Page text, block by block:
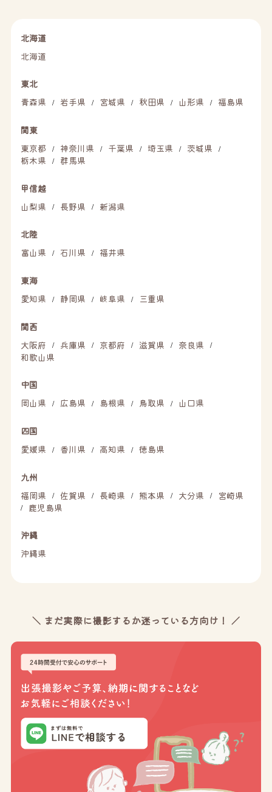
北海道
北海道
東北
青森県
/ 岩手県 / 宮城県 / 秋田県 / 山形県 / 福島県
関東
東京都
/ 神奈川県 / 千葉県 / 埼玉県 / 茨城県 /
栃木県 / 群馬県
甲信越
山梨県
/ 長野県 / 新潟県
北陸
富山県
/ 石川県 / 福井県
東海
愛知県
/ 静岡県 / 岐阜県 / 三重県
関西
大阪府
/ 兵庫県 / 京都府 / 滋賀県 / 奈良県 /
和歌山県
中国
岡山県
/ 広島県 / 島根県 / 鳥取県 / 山口県
四国
愛媛県
/ 香川県 / 高知県 / 徳島県
九州
福岡県
/ 佐賀県 / 長崎県 / 熊本県 / 大分県 / 宮崎県
/ 鹿児島県
沖縄
沖縄県
＼ まだ実際に撮影するか迷っている方向け！ ／